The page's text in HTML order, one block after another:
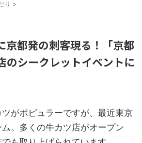
り >
京都発の刺客現る！「京都
のシークレットイベントに
がポピュラーですが、最近東京
。多くの牛カツ店がオープン